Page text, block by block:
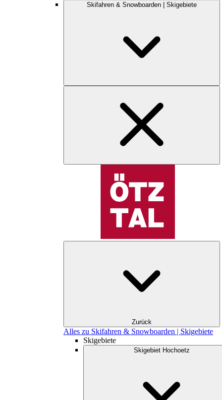
Skifahren & Snowboarden | Skigebiete
Zurück
Alles zu Skifahren & Snowboarden | Skigebiete
Skigebiete
Skigebiet Hochoetz